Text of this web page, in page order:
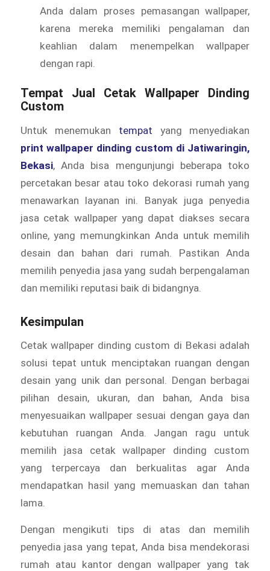
Anda dalam proses pemasangan wallpaper,
karena mereka memiliki pengalaman dan
keahlian dalam menempelkan wallpaper
dengan rapi.
Tempat Jual Cetak Wallpaper Dinding
Custom
Untuk menemukan tempat yang menyediakan
print wallpaper dinding custom di Jatiwaringin,
Bekasi, Anda bisa mengunjungi beberapa toko
percetakan besar atau toko dekorasi rumah yang
menawarkan layanan ini. Banyak juga penyedia
jasa cetak wallpaper yang dapat diakses secara
online, yang memungkinkan Anda untuk memilih
desain dan bahan dari rumah. Pastikan Anda
memilih penyedia jasa yang sudah berpengalaman
dan memiliki reputasi baik di bidangnya.
Kesimpulan
Cetak wallpaper dinding custom di Bekasi adalah
solusi tepat untuk menciptakan ruangan dengan
desain yang unik dan personal. Dengan berbagai
pilihan desain, ukuran, dan bahan, Anda bisa
menyesuaikan wallpaper sesuai dengan gaya dan
kebutuhan ruangan Anda. Jangan ragu untuk
memilih jasa cetak wallpaper dinding custom
yang terpercaya dan berkualitas agar Anda
mendapatkan hasil yang memuaskan dan tahan
lama.
Dengan mengikuti tips di atas dan memilih
penyedia jasa yang tepat, Anda bisa mendekorasi
rumah atau kantor dengan wallpaper yang tak